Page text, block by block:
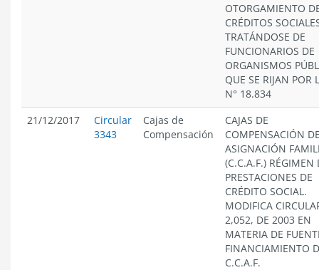
OTORGAMIENTO
CRÉDITOS
TRATÁNDOSE DE
FUNCIONARIOS DE
ORGANISMOS
QUE SE RIJAN POR
N° 18.834
21/12/2017
Circular
3343
Cajas de
Compensación
CAJAS DE
COMPENSACIÓN
ASIGNACIÓN
(C.C.A.F.) RÉGIMEN
PRESTACIONES DE
CRÉDITO SOCIAL.
MODIFICA
2,052, DE 2003 EN
MATERIA DE
FINANCIAMIENTO
C.C.A.F.